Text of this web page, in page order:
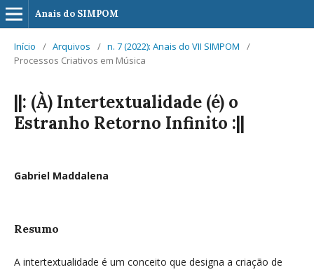
Anais do SIMPOM
Início / Arquivos / n. 7 (2022): Anais do VII SIMPOM
/
Processos Criativos em Música
||: (À) Intertextualidade (é) o
Estranho Retorno Infinito :||
Gabriel Maddalena
Resumo
A intertextualidade é um conceito que designa a criação de